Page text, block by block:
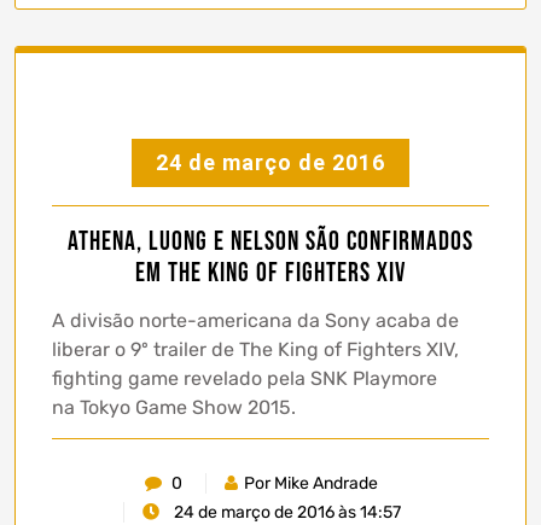
24 de março de 2016
Athena, Luong e Nelson são confirmados
em The King of Fighters XIV
A divisão norte-americana da Sony acaba de
liberar o 9º trailer de The King of Fighters XIV,
fighting game revelado pela SNK Playmore
na Tokyo Game Show 2015.
0
Por Mike Andrade
24 de março de 2016 às 14:57